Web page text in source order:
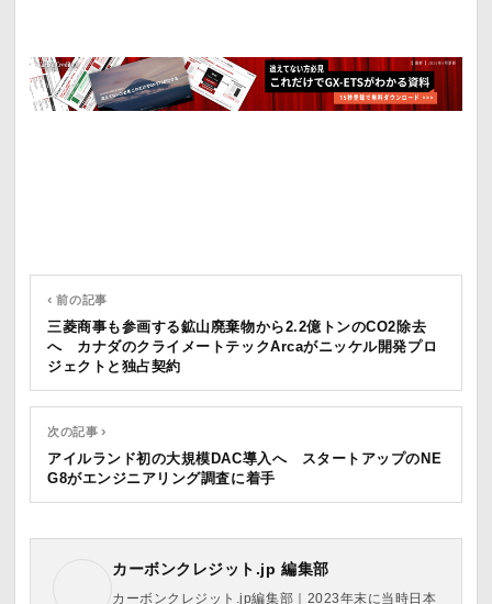
‹ 前の記事
三菱商事も参画する鉱山廃棄物から2.2億トンのCO2除去
へ カナダのクライメートテックArcaがニッケル開発プロ
ジェクトと独占契約
次の記事 ›
アイルランド初の大規模DAC導入へ スタートアップのNE
G8がエンジニアリング調査に着手
カーボンクレジット.jp 編集部
カーボンクレジット.jp編集部｜2023年末に当時日本